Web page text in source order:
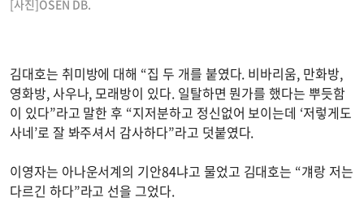
[사진]OSEN DB.
김대호는 취미방에 대해 “집 두 개를 붙였다. 비바리움, 만화방,
영화방, 사우나, 모래방이 있다. 일탈하면 뭔가를 했다는 뿌듯함
이 있다”라고 말한 후 “지저분하고 정신없어 보이는데 ‘저렇게도
사네’로 잘 봐주셔서 감사하다”라고 덧붙였다.
이영자는 아나운서계의 기안84냐고 물었고 김대호는 “걔랑 저는
다르긴 하다”라고 선을 그었다.